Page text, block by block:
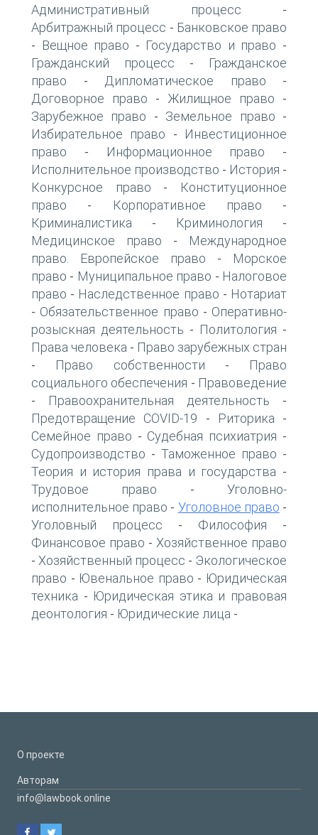
Административный процесс -
Арбитражный процесс - Банковское право
- Вещное право - Государство и право -
Гражданский процесс -
Гражданское
право - Дипломатическое право -
Договорное право - Жилищное право -
Зарубежное право - Земельное право -
Избирательное право -
Инвестиционное
право - Информационное право -
Исполнительное производство - История -
Конкурсное право -
Конституционное
право - Корпоративное право -
Криминалистика - Криминология -
Медицинское право -
Международное
право. Европейское право -
Морское
право - Муниципальное право - Налоговое
право - Наследственное право - Нотариат
- Обязательственное право - Оперативно-
розыскная деятельность - Политология -
Права человека - Право зарубежных стран
- Право собственности -
Право
социального обеспечения - Правоведение
- Правоохранительная деятельность -
Предотвращение COVID-19 - Риторика -
Семейное право - Судебная психиатрия -
Судопроизводство - Таможенное право -
Теория и история права и государства -
Трудовое право -Уголовно-
исполнительное право - Уголовное право -
Уголовный процесс - Философия -
Финансовое право - Хозяйственное право
- Хозяйственный процесс - Экологическое
право - Ювенальное право - Юридическая
техника - Юридическая этика и правовая
деонтология - Юридические лица -
О проекте
Авторам
info@lawbook.online